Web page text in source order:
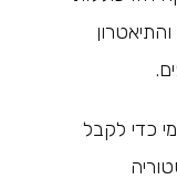
כדי לקבל